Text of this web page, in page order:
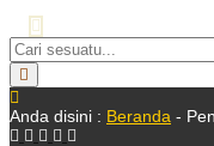
Anda disini : Beranda -